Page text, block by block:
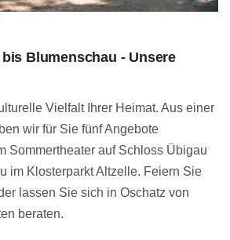
Blumenschau - Unsere
Vielfalt Ihrer Heimat. Aus einer
wir für Sie fünf Angebote
Sommertheater auf Schloss Übigau
im Klosterparkt Altzelle. Feiern Sie
lassen Sie sich in Oschatz von
beraten.